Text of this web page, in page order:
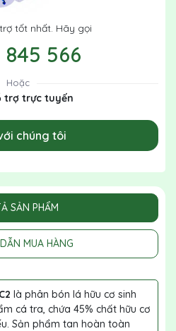
tốt nhất. Hãy gọi
845 566
Hoặc
trợ trực tuyến
chúng tôi
SẢN PHẨM
MUA HÀNG
là phân bón lá hữu cơ sinh
cá tra, chứa 45% chất hữu cơ
Sản phẩm tan hoàn toàn